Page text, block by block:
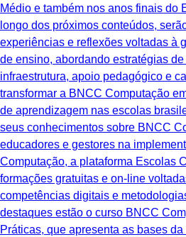
Médio e também nos anos finais do
longo dos próximos conteúdos,
experiências e reflexões voltadas à
de ensino, abordando estratégias
infraestrutura, apoio pedagógico e
transformar a BNCC Computação
de aprendizagem nas escolas
seus conhecimentos sobre BNCC
educadores e gestores na
Computação, a plataforma Escolas
formações gratuitas e on-line
competências digitais e
destaques estão o curso BNCC
Práticas, que apresenta as bases